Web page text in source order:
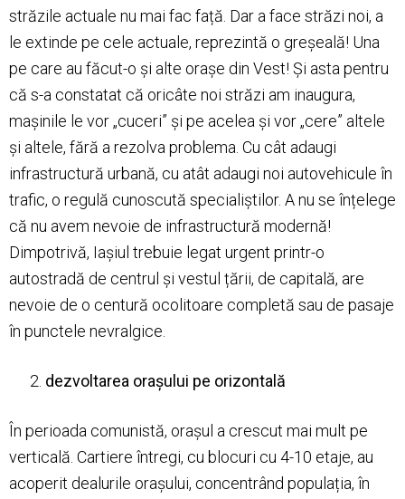
străzile actuale nu mai fac față. Dar a face străzi noi, a
le extinde pe cele actuale, reprezintă o greșeală! Una
pe care au făcut-o și alte orașe din Vest! Și asta pentru
că s-a constatat că oricâte noi străzi am inaugura,
mașinile le vor „cuceri” și pe acelea și vor „cere” altele
și altele, fără a rezolva problema. Cu cât adaugi
infrastructură urbană, cu atât adaugi noi autovehicule în
trafic, o regulă cunoscută specialiștilor. A nu se înțelege
că nu avem nevoie de infrastructură modernă!
Dimpotrivă, Iașiul trebuie legat urgent printr-o
autostradă de centrul și vestul țării, de capitală, are
nevoie de o centură ocolitoare completă sau de pasaje
în punctele nevralgice.
dezvoltarea orașului pe orizontală
În perioada comunistă, orașul a crescut mai mult pe
verticală. Cartiere întregi, cu blocuri cu 4-10 etaje, au
acoperit dealurile orașului, concentrând populația, în